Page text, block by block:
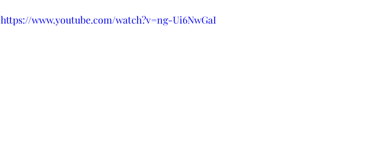
https://www.youtube.com/watch?v=ng-Ui6NwGaI